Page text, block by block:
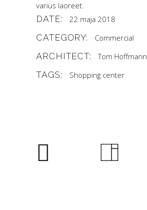
varius laoreet.
DATE: 22 maja 2018
CATEGORY: Commercial
ARCHITECT: Tom Hoffmann
TAGS: Shopping center